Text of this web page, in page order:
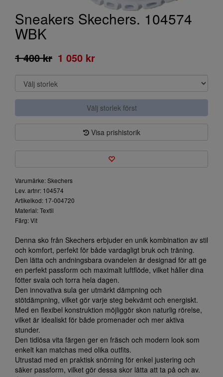
Sneakers Skechers. 104574
WBK
1 400 kr 1 050 kr
Välj storlek först
Visa prishistorik
Varumärke: Skechers
Lev. artnr: 104574
Artikelkod: 17-004720
Material: Textil
Färg: Vit
Denna sko från Skechers erbjuder en unik kombination av stil
och komfort, perfekt för både vardagligt bruk och träning.
Den lätta och andningsbara ovandelen är designad för att ge
en perfekt passform och maximalt luftflöde, vilket håller dina
fötter svala och torra hela dagen.
Den innovativa sula ger utmärkt dämpning och
stötdämpning, vilket gör varje steg bekvämt och energiskt.
Med en flexibel konstruktion möjliggör skon naturlig rörelse,
vilket är idealiskt för både promenader och mer aktiva
stunder.
Den tidlösa vita färgen ger en fräsch och modern look som
enkelt kan matchas med olika outfits.
Utrustad med en praktisk snörning för enkel justering och
säker passform, vilket gör dessa skor lätta att ta på och av.